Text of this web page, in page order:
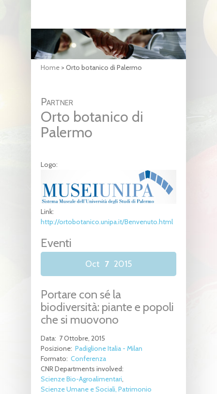
Home > Orto botanico di Palermo
Partner
Orto botanico di
Palermo
Logo:
Link:
http://ortobotanico.unipa.it/Benvenuto.html
Eventi
Oct 7 2015
Portare con sé la
biodiversità: piante e popoli
che si muovono
Data: 7 Ottobre, 2015
Posizione: Padiglione Italia - Milan
Formato: Conferenza
CNR Departments involved:
Scienze Bio-Agroalimentari
Scienze Umane e Sociali, Patrimonio